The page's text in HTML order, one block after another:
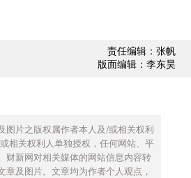
责任编辑：张帆
版面编辑：李东昊
图片之版权属作者本人及/或相关权利
相关权利人单独授权，任何网站、平
财新网对相关媒体的网站信息内容转
章及图片。文章均为作者个人观点，